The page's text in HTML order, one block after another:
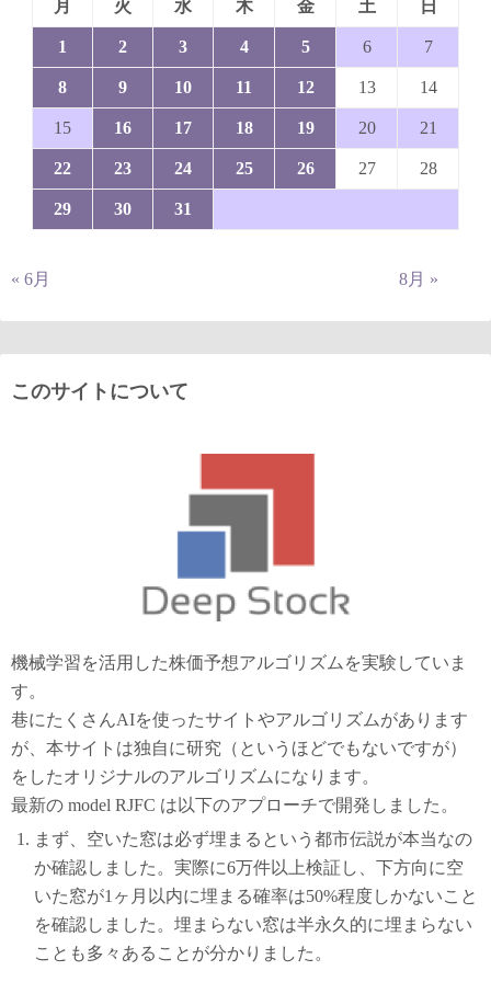
月 火 水 木 金 土 日
1 2 3 4 5 6 7
8 9 10 11 12 13 14
15 16 17 18 19 20 21
22 23 24 25 26 27 28
29 30 31
« 6月 8月 »
このサイトについて
機械学習を活用した株価予想アルゴリズムを実験していま
す。
巷にたくさんAIを使ったサイトやアルゴリズムがあります
が、本サイトは独自に研究（というほどでもないですが）
をしたオリジナルのアルゴリズムになります。
最新の model RJFC は以下のアプローチで開発しました。
まず、空いた窓は必ず埋まるという都市伝説が本当なの
か確認しました。実際に6万件以上検証し、下方向に空
いた窓が1ヶ月以内に埋まる確率は50%程度しかないこと
を確認しました。埋まらない窓は半永久的に埋まらない
ことも多々あることが分かりました。